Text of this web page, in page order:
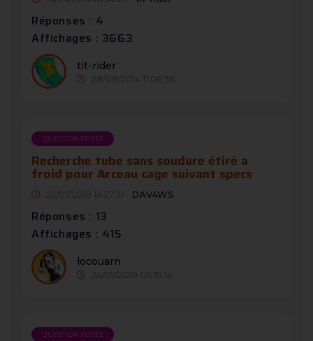
Réponses : 4
Affichages : 3663
tit-rider
28/08/2014 11:06:56
QUESTION POSÉE
Recherche tube sans soudure étiré a
froid pour Arceau cage suivant specs
22/07/2019 14:27:21 - DAV4WS
Réponses : 13
Affichages : 415
locouarn
24/07/2019 06:19:14
QUESTION POSÉE